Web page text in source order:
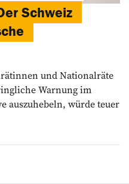
Schweiz
und Nationalräte
Warnung im
auszuhebeln, würde teuer